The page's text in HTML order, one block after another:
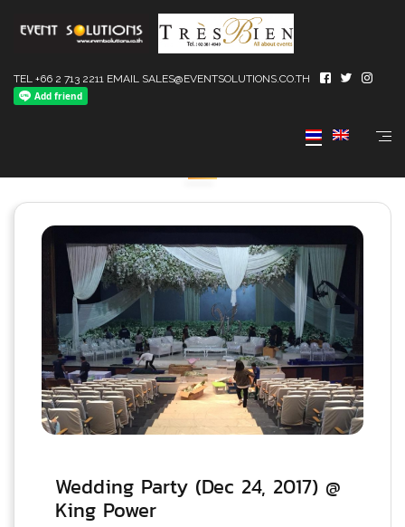
TEL +66 2 713 2211 EMAIL SALES@EVENTSOLUTIONS.CO.TH
Wedding Party (Dec 24, 2017) @
King Power